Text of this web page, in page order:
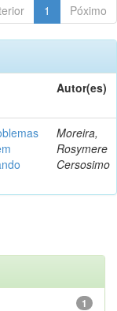
1 Póximo
Autor(es)
Moreira,
Rosymere
Cersosimo
1